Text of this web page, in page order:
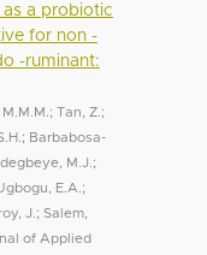
as a probiotic
for non -
-ruminant:
; Tan, Z. ;
; Barbabosa-
M.J. ;
E.A. ;
J. ; Salem,
of Applied